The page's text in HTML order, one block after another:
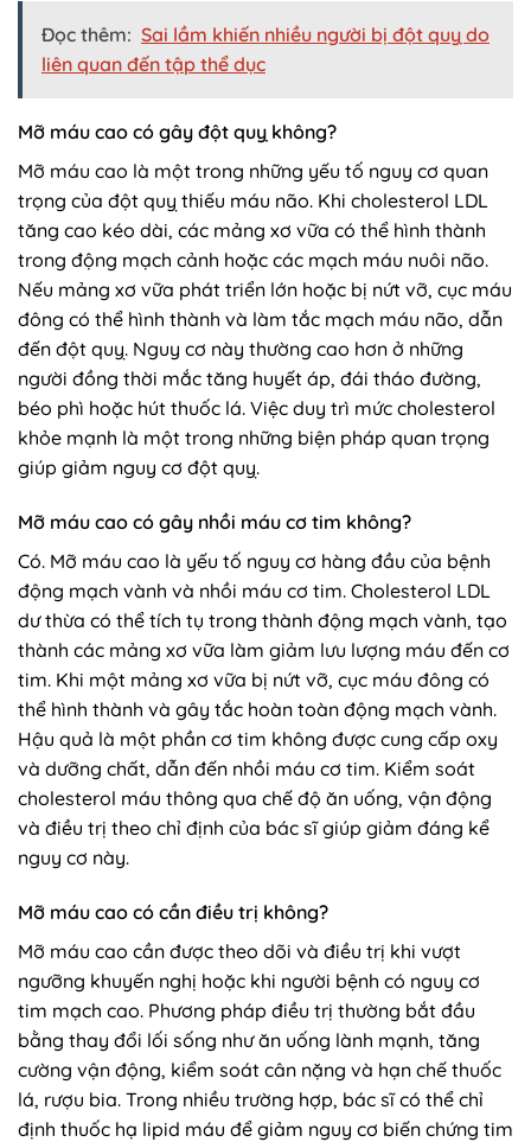
Đọc thêm: Sai lầm khiến nhiều người bị đột quỵ do
liên quan đến tập thể dục
Mỡ máu cao có gây đột quỵ không?
Mỡ máu cao là một trong những yếu tố nguy cơ quan
trọng của đột quỵ thiếu máu não. Khi cholesterol LDL
tăng cao kéo dài, các mảng xơ vữa có thể hình thành
trong động mạch cảnh hoặc các mạch máu nuôi não.
Nếu mảng xơ vữa phát triển lớn hoặc bị nứt vỡ, cục máu
đông có thể hình thành và làm tắc mạch máu não, dẫn
đến đột quỵ. Nguy cơ này thường cao hơn ở những
người đồng thời mắc tăng huyết áp, đái tháo đường,
béo phì hoặc hút thuốc lá. Việc duy trì mức cholesterol
khỏe mạnh là một trong những biện pháp quan trọng
giúp giảm nguy cơ đột quỵ.
Mỡ máu cao có gây nhồi máu cơ tim không?
Có. Mỡ máu cao là yếu tố nguy cơ hàng đầu của bệnh
động mạch vành và nhồi máu cơ tim. Cholesterol LDL
dư thừa có thể tích tụ trong thành động mạch vành, tạo
thành các mảng xơ vữa làm giảm lưu lượng máu đến cơ
tim. Khi một mảng xơ vữa bị nứt vỡ, cục máu đông có
thể hình thành và gây tắc hoàn toàn động mạch vành.
Hậu quả là một phần cơ tim không được cung cấp oxy
và dưỡng chất, dẫn đến nhồi máu cơ tim. Kiểm soát
cholesterol máu thông qua chế độ ăn uống, vận động
và điều trị theo chỉ định của bác sĩ giúp giảm đáng kể
nguy cơ này.
Mỡ máu cao có cần điều trị không?
Mỡ máu cao cần được theo dõi và điều trị khi vượt
ngưỡng khuyến nghị hoặc khi người bệnh có nguy cơ
tim mạch cao. Phương pháp điều trị thường bắt đầu
bằng thay đổi lối sống như ăn uống lành mạnh, tăng
cường vận động, kiểm soát cân nặng và hạn chế thuốc
lá, rượu bia. Trong nhiều trường hợp, bác sĩ có thể chỉ
định thuốc hạ lipid máu để giảm nguy cơ biến chứng tim